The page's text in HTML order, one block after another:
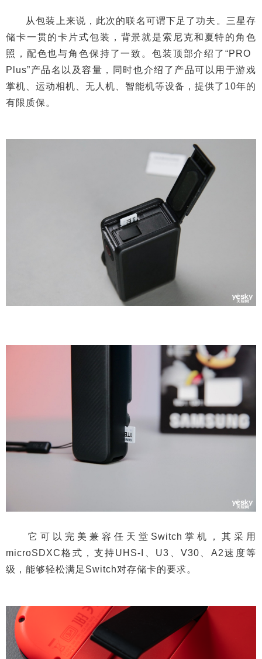
从包装上来说，此次的联名可谓下足了功夫。三星存
储卡一贯的卡片式包装，背景就是索尼克和夏特的角色
照，配色也与角色保持了一致。包装顶部介绍了“PRO
Plus”产品名以及容量，同时也介绍了产品可以用于游戏
掌机、运动相机、无人机、智能机等设备，提供了10年的
有限质保。
它可以完美兼容任天堂Switch掌机，其采用
microSDXC格式，支持UHS-I、U3、V30、A2速度等
级，能够轻松满足Switch对存储卡的要求。